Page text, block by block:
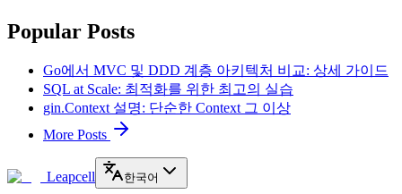
Popular Posts
Go에서 MVC 및 DDD 계층 아키텍처 비교: 상세 가이드
SQL at Scale: 최적화를 위한 최고의 실습
gin.Context 설명: 단순한 Context 그 이상
More Posts
Leapcell 한국어